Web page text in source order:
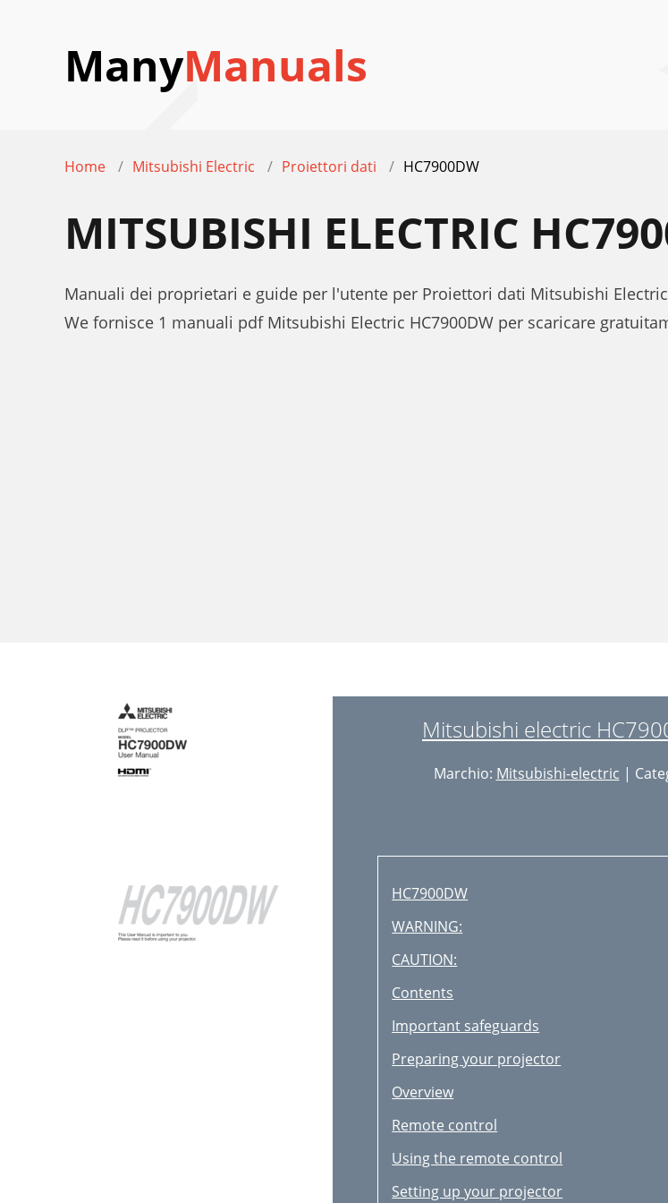
ManyManuals
Home Mitsubishi Electric Proiettori dati HC7900DW
MITSUBISHI ELECTRIC
Manuali dei proprietari e guide per l'utente per Proiettori dati Mitsubishi Electric
We fornisce 1 manuali pdf Mitsubishi Electric HC7900DW per scaricare
Mitsubishi electric
Marchio: Mitsubishi-electric |
HC7900DW
WARNING:
CAUTION:
Contents
Important safeguards
Preparing your projector
Overview
Remote control
Using the remote control
Setting up your projector